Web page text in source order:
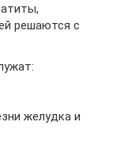
решаются с
желудка и